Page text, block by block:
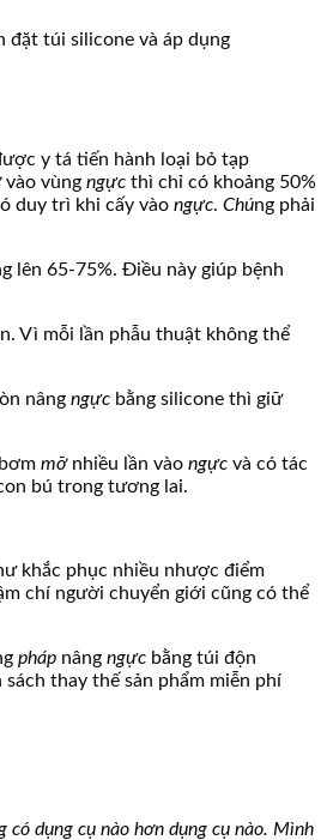
túi silicone và áp dụng
y tá tiến hành loại bỏ tạp
vào vùng ngực thì chỉ có khoảng 50%
duy trì khi cấy vào ngực. Chúng phải
lên 65-75%. Điều này giúp bệnh
Vì mỗi lần phẫu thuật không thể
nâng ngực bằng silicone thì giữ
mỡ nhiều lần vào ngực và có tác
bú trong tương lai.
khắc phục nhiều nhược điểm
chí người chuyển giới cũng có thể
pháp nâng ngực bằng túi độn
thay thế sản phẩm miễn phí
dụng cụ nào hơn dụng cụ nào. Mình